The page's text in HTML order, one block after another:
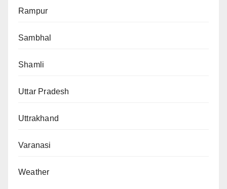
Rampur
Sambhal
Shamli
Uttar Pradesh
Uttrakhand
Varanasi
Weather